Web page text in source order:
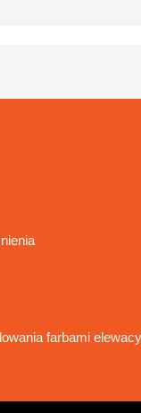
farbami